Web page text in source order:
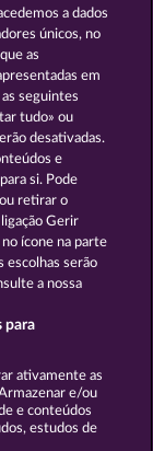
Play
Marca
a dados
únicos, no
as
em
seguintes
tudo» ou
desativadas.
e
si. Pode
retirar o
Gerir
ícone na parte
escolhas serão
a nossa
para
ativamente as
e/ou
e conteúdos
estudos de